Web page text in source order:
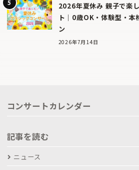
2026年夏休み 親子で楽
ト｜0歳OK・体験型・本
ン
2026年7月14日
コンサートカレンダー
記事を読む
ニュース